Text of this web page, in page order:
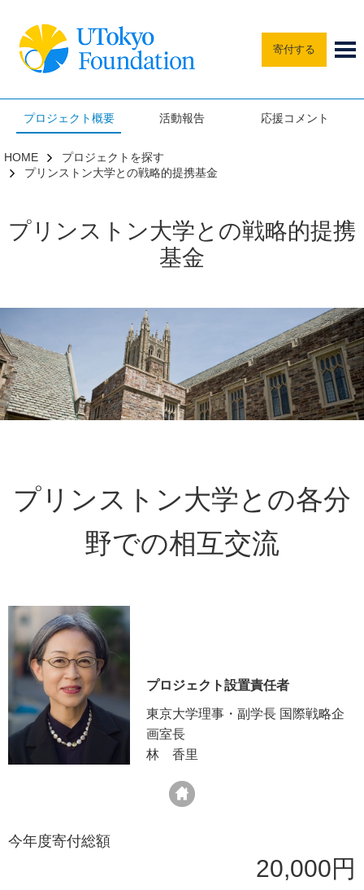
寄付する
HOME
プロジェクトを探す
プリンストン大学との戦略的提携基金
プリンストン大学との戦略的提携
基金
プリンストン大学との各分
野での相互交流
プロジェクト設置責任者
東京大学理事・副学長 国際戦略企
画室長
林 香里
今年度寄付総額
20,000円
プロジェクト概要 活動報告 応援コメント